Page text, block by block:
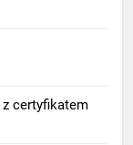
certyfikatem